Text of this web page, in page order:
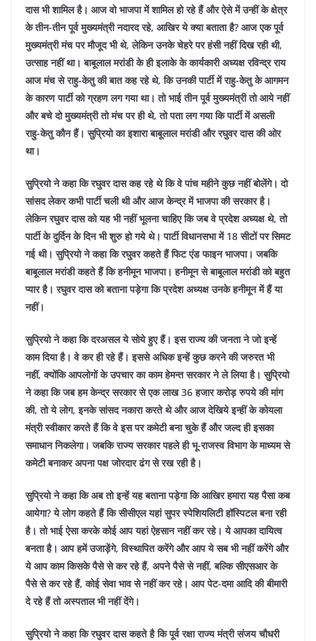
दास भी शामिल है। आज वो भाजपा में शामिल हो रहे हैं और ऐसे में उन्हीं के क्षेत्र
के तीन-तीन पूर्व मुख्यमंत्री नदारद रहे, आखिर ये क्या बताता है? आज एक पूर्व
मुख्यमंत्री मंच पर मौजूद भी थे, लेकिन उनके चेहरे पर हंसी नहीं दिख रही थी,
उत्साह नहीं था। बाबूलाल मरांडी के ही इलाके के कार्यकारी अध्यक्ष रविन्द्र राय
आज मंच से राहु-केतु की बात कह रहे थे, कि उनकी पार्टी में राहु-केतु के आगमन
के कारण पार्टी को ग्रहण लग गया था। तो भाई तीन पूर्व मुख्यमंत्री तो आये नहीं
और बचे दो मुख्यमंत्री तो मंच पर ही थे, तो पता लग गया कि पार्टी में असली
राहु-केतु कौन हैं। सुप्रियो का इशारा बाबूलाल मरांडी और रघुवर दास की ओर
था।
सुप्रियो ने कहा कि रघुवर दास कह रहे थे कि वे पांच महीने कुछ नहीं बोलेंगे। दो
सांसद लेकर कभी पार्टी चली थी और आज केन्द्र में भाजपा की सरकार है।
लेकिन रघुवर दास को यह भी नहीं भूलना चाहिए कि जब वे प्रदेश अध्यक्ष थे, तो
पार्टी के दुर्दिन के दिन भी शुरु हो गये थे। पार्टी विधानसभा में 18 सीटों पर सिमट
गई थी। सुप्रियो ने कहा कि रघुवर कहते हैं फिट एंड फाइन भाजपा। जबकि
बाबूलाल मरांडी कहते हैं कि हनीमून भाजपा। हनीमून से बाबूलाल मरांडी को बहुत
प्यार है। रघुवर दास को बताना पड़ेगा कि प्रदेश अध्यक्ष उनके हनीमून में हैं या
नहीं।
सुप्रियो ने कहा कि दरअसल ये सोये हुए हैं। इस राज्य की जनता ने जो इन्हें
काम दिया है। वे कर ही रहे हैं। इससे अधिक इन्हें कुछ करने की जरुरत भी
नहीं, क्योंकि आपलोगों के उपचार का काम हेमन्त सरकार ने ले लिया है। सुप्रियो
ने कहा कि जब हम केन्द्र सरकार से एक लाख 36 हजार करोड़ रुपये की मांग
की, तो ये लोग, इनके सांसद नकारा करते थे और आज देखिये इन्हीं के कोयला
मंत्री स्वीकार करते हैं कि वे इस पर कमेटी बना चुके हैं और जल्द ही इसका
समाधान निकलेगा। जबकि राज्य सरकार पहले ही भू-राजस्व विभाग के माध्यम से
कमेटी बनाकर अपना पक्ष जोरदार ढंग से रख रही है।
सुप्रियो ने कहा कि अब तो इन्हें यह बताना पड़ेगा कि आखिर हमारा यह पैसा कब
आयेगा? ये लोग कहते हैं कि सीसीएल यहां सुपर स्पेशियलिटी हॉस्पिटल बना रही
है। तो भाई ऐसा करके कोई आप यहां ऐहसान नहीं कर रहे। ये आपका दायित्व
बनता है। आप हमें उजाड़ेंगे, विस्थापित करेंगे और आप ये सब भी नहीं करेंगे और
ये आप काम किसके पैसे से कर रहे हैं, अपने पैसे से नहीं, बल्कि सीएसआर के
पैसे से कर रहे हैं, कोई सेवा भाव से नहीं कर रहे। आप पेट-दमा आदि की बीमारी
दे रहे हैं तो अस्पताल भी नहीं देंगे।
सुप्रियो ने कहा कि रघुवर दास कहते है कि पूर्व रक्षा राज्य मंत्री संजय चौधरी